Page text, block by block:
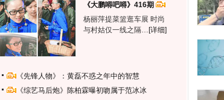
《大鹏嘚吧嘚》416期
杨丽萍提菜篮逛车展 时尚
与村姑仅一线之隔… [详细]
《先锋人物》：黄磊不惑之年中的智慧
《综艺马后炮》陈柏霖曝初吻属于范冰冰